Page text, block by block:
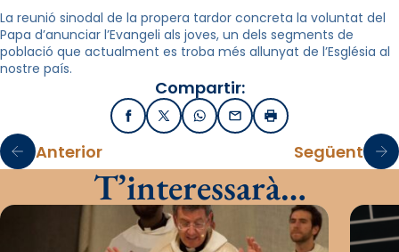
La reunió sinodal de la propera tardor concreta la voluntat del
Papa d’anunciar l’Evangeli als joves, un dels segments de
població que actualment es troba més allunyat de l’Església al
nostre país.
Compartir:
FacebookX / TwitterWhatsApp
EmailImprimir
Anterior Següent
T’interessarà…